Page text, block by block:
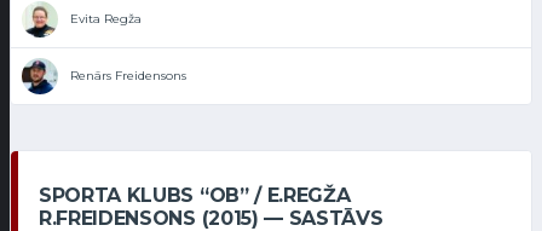
Evita Regža
Renārs Freidensons
SPORTA KLUBS “OB” / E.REGŽA
R.FREIDENSONS (2015) — SASTĀVS